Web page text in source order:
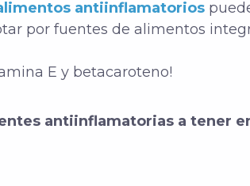
antiinflamatorios
por fuentes de alimentos
E y betacaroteno!
antiinflamatorias a tener